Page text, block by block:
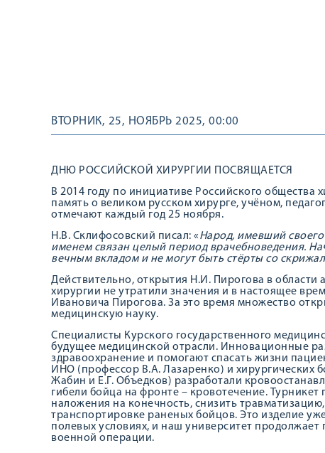
ВТОРНИК, 25, НОЯБРЬ 2025, 00:00
ДНЮ РОССИЙСКОЙ ХИРУРГИИ ПОСВЯЩАЕТСЯ
В 2014 году по инициативе Российского общества
память о великом русском хирурге, учёном,
отмечают каждый год 25 ноября.
Н.В. Склифосовский писал: «Народ, имевший своего
именем связан целый период врачебноведения.
вечным вкладом и не могут быть стёртысо
Действительно, открытия Н.И. Пирогова в
хирургии не утратили значения и в настоящее
Ивановича Пирогова. За это время множество
медицинскую науку.
Специалисты Курского государственного
будущее медицинской отрасли. Инновационные
здравоохранение и помогают спасать жизни
ИНО (профессор В.А. Лазаренко) и хирургических
Жабин и Е.Г. Объедков) разработали
гибели бойца на фронте – кровотечение.
наложения на конечность, снизить
транспортировке раненых бойцов. Это изделие
полевых условиях, и наш университет
военной операции.